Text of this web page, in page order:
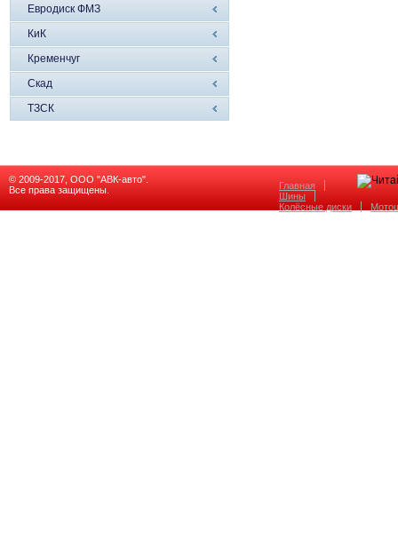
Евродиск ФМЗ
КиК
Кременчуг
Скад
ТЗСК
© 2009-2017, ООО "АВК-авто".
Все права защищены.
Главная
Шины
Колёсные диски